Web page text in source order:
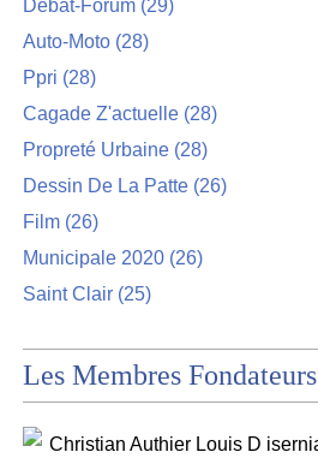
Débat-Forum (29)
Auto-Moto (28)
Ppri (28)
Cagade Z'actuelle (28)
Propreté Urbaine (28)
Dessin De La Patte (26)
Film (26)
Municipale 2020 (26)
Saint Clair (25)
Les Membres Fondateurs